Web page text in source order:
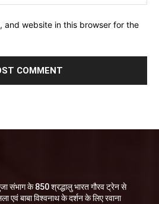
and website in this browser for the
संभाग के 850 श्रद्धालु भारत गौरव ट्रेन से
एवं बाबा विश्वनाथ के दर्शन के लिए रवाना